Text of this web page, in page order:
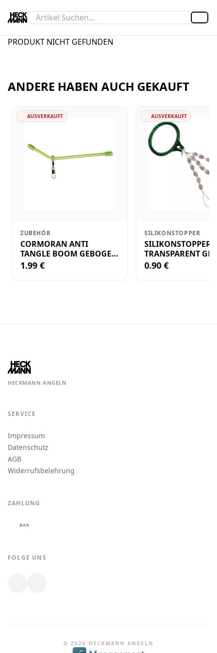
PRODUKT NICHT GEFUNDEN
ANDERE HABEN AUCH GEKAUFT
AUSVERKAUFT
ZUBEHÖR
CORMORAN ANTI
TANGLE BOOM GEBOGEN
12CM M.WIRBEL(PLASTIK)
1.99 €
AUSVERKAUFT
SILIKONSTOPPER
SILIKONSTOPPER
TRANSPARENT
KLEIN
0.90 €
HECKMANN ANGELN
SERVICE
Impressum
Datenschutz
AGB
Widerrufsbelehrung
ZAHLUNG
BAR
FOLGE UNS
© 2026 HECKMANN ANGELN